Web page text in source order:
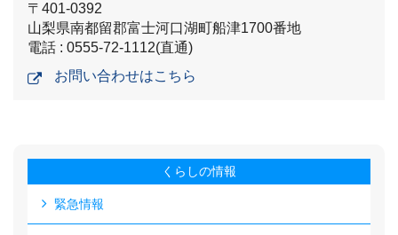
〒401-0392
山梨県南都留郡富士河口湖町船津1700番地
電話 : 0555-72-1112(直通)
お問い合わせはこちら
くらしの情報
緊急情報